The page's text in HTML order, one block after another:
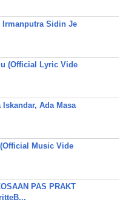
Irmanputra Sidin Je
(Official Lyric Vide
Iskandar, Ada Masa
Music Vide
PAS PRAKT